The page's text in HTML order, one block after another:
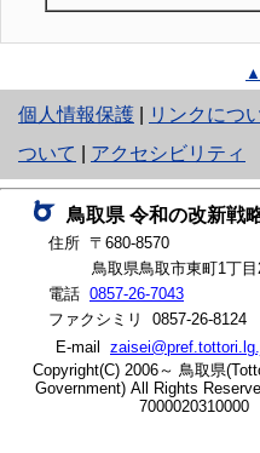
▲
個人情報保護
と
り
ネ
ッ
ト
へ
の
リンクにつ
ついて
アクセシビリティ
鳥取県 令和の改新戦
住所 〒680-8570
鳥取県鳥取市東町1丁目
電話 0857-26-7043
ファクシミリ 0857-26-8124
E-mail
Copyright(C) 2006～ 鳥取県
Government) All Rights
7000020310000